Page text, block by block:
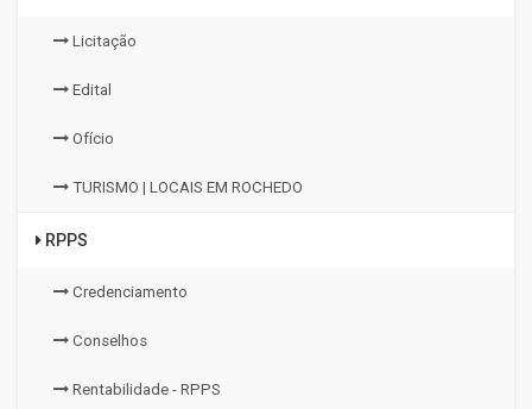
Licitação
Edital
Ofício
TURISMO | LOCAIS EM ROCHEDO
RPPS
Credenciamento
Conselhos
Rentabilidade - RPPS